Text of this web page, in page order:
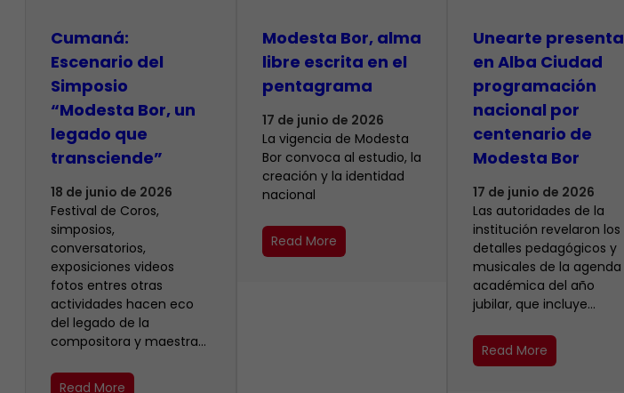
Cumaná:
Escenario del
Simposio
“Modesta Bor, un
legado que
transciende”
18 de junio de 2026
Festival de Coros,
simposios,
conversatorios,
exposiciones videos
fotos entres otras
actividades hacen eco
del legado de la
compositora y maestra…
Read More
Modesta Bor, alma
libre escrita en el
pentagrama
17 de junio de 2026
La vigencia de Modesta
Bor convoca al estudio, la
creación y la identidad
nacional
Read More
​Unearte presenta
en Alba Ciudad
programación
nacional por
centenario de
Modesta Bor
17 de junio de 2026
Las autoridades de la
institución revelaron los
detalles pedagógicos y
musicales de la agenda
académica del año
jubilar, que incluye…
Read More